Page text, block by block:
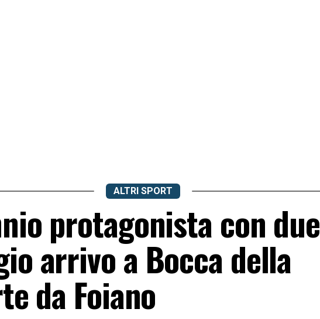
ALTRI SPORT
protagonista con due
arrivo a Bocca della
da Foiano